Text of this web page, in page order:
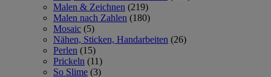
Malen & Zeichnen (219)
Malen nach Zahlen (180)
Mosaic (5)
Nähen, Sticken, Handarbeiten (26)
Perlen (15)
Prickeln (11)
So Slime (3)